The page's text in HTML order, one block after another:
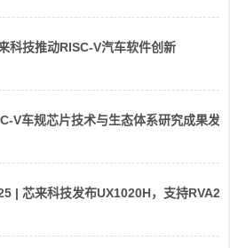
科技推动RISC-V汽车软件创新
V车规芯片技术与生态体系研究成果发
| 芯来科技发布UX1020H，支持